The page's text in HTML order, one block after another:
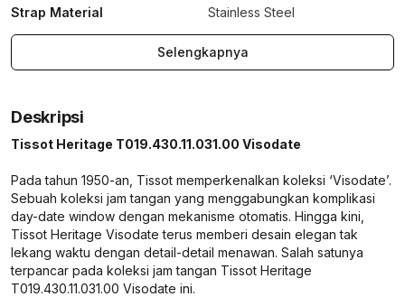
Strap Material Stainless Steel
Selengkapnya
Deskripsi
Tissot Heritage T019.430.11.031.00 Visodate
Pada tahun 1950-an, Tissot memperkenalkan koleksi ‘Visodate’.
Sebuah koleksi jam tangan yang menggabungkan komplikasi
day-date window dengan mekanisme otomatis. Hingga kini,
Tissot Heritage Visodate terus memberi desain elegan tak
lekang waktu dengan detail-detail menawan. Salah satunya
terpancar pada koleksi jam tangan Tissot Heritage
T019.430.11.031.00 Visodate ini.